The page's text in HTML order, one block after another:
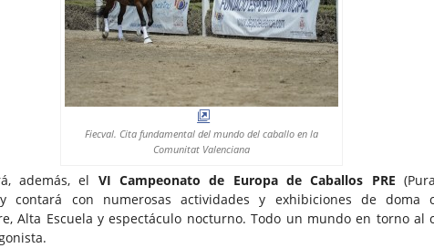
Fiecval. Cita fundamental del mundo del caballo en la
Comunitat Valenciana
además, el VI Campeonato de Europa de Caballos PRE
y contará con numerosas actividades y exhibiciones de doma
Alta Escuela y espectáculo nocturno. Todo un mundo en torno al